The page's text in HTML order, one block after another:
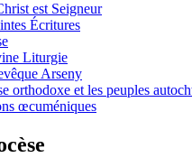
est Seigneur
Écritures
Liturgie
Arseny
orthodoxe et les peuples
œcuméniques